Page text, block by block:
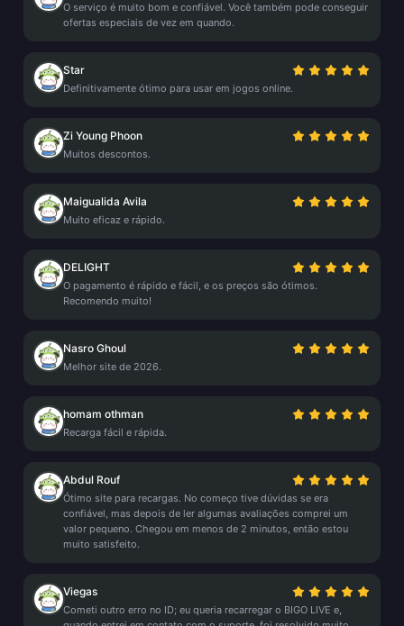
O serviço é muito bom e confiável. Você também pode conseguir
ofertas especiais de vez em quando.
Star
Definitivamente ótimo para usar em jogos online.
Zi Young Phoon
Muitos descontos.
Maigualida Avila
Muito eficaz e rápido.
DELIGHT
O pagamento é rápido e fácil, e os preços são ótimos.
Recomendo muito!
Nasro Ghoul
Melhor site de 2026.
homam othman
Recarga fácil e rápida.
Abdul Rouf
Ótimo site para recargas. No começo tive dúvidas se era
confiável, mas depois de ler algumas avaliações comprei um
valor pequeno. Chegou em menos de 2 minutos, então estou
muito satisfeito.
Viegas
Cometi outro erro no ID; eu queria recarregar o BIGO LIVE e,